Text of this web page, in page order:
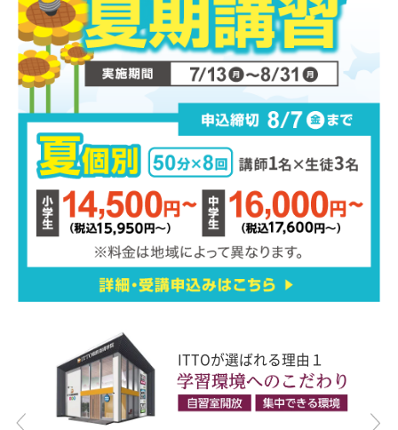
ITTOが選ばれる理由１